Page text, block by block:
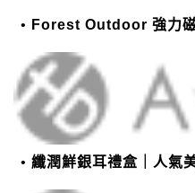
Forest Outdoor 強力
纖潤鮮銀耳禮盒｜人氣